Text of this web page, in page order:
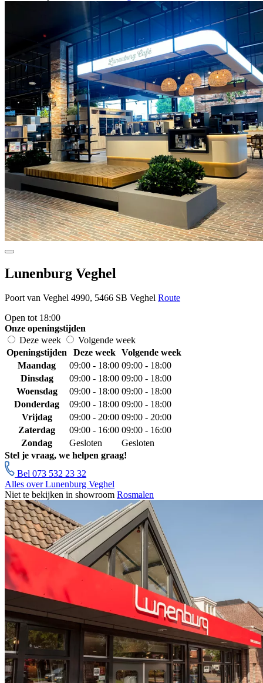
Lunenburg Veghel
Poort van Veghel 4990, 5466 SB Veghel Route
Open tot 18:00
Onze openingstijden
Deze week
Volgende week
Openingstijden
Deze week
Volgende week
Maandag
09:00 - 18:00 09:00 - 18:00
Dinsdag
09:00 - 18:00 09:00 - 18:00
Woensdag
09:00 - 18:00 09:00 - 18:00
Donderdag
09:00 - 18:00 09:00 - 18:00
Vrijdag
09:00 - 20:00 09:00 - 20:00
Zaterdag
09:00 - 16:00 09:00 - 16:00
Zondag
Gesloten
Gesloten
Stel je vraag, we helpen graag!
Bel 073 532 23 32
Alles over Lunenburg Veghel
Niet te bekijken in showroom Rosmalen